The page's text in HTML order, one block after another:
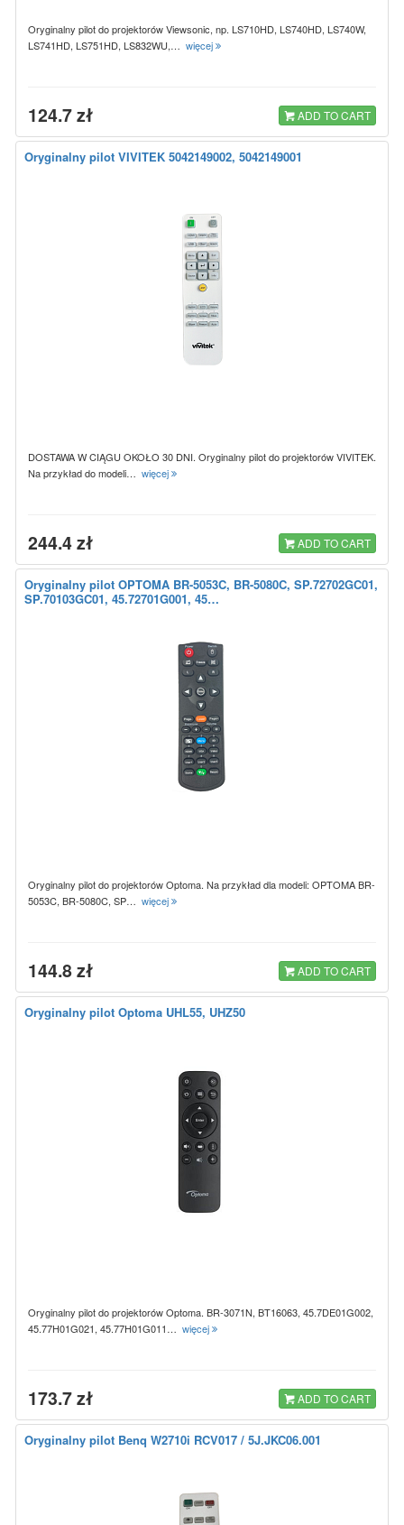
Oryginalny pilot do projektorów Viewsonic, np. LS710HD, LS740HD, LS740W,
LS741HD, LS751HD, LS832WU,… więcej
124.7 zł ADD TO CART
Oryginalny pilot VIVITEK 5042149002, 5042149001
DOSTAWA W CIĄGU OKOŁO 30 DNI. Oryginalny pilot do projektorów VIVITEK.
Na przykład do modeli… więcej
244.4 zł ADD TO CART
Oryginalny pilot OPTOMA BR-5053C, BR-5080C, SP.72702GC01,
SP.70103GC01, 45.72701G001, 45…
Oryginalny pilot do projektorów Optoma. Na przykład dla modeli: OPTOMA BR-
5053C, BR-5080C, SP… więcej
144.8 zł ADD TO CART
Oryginalny pilot Optoma UHL55, UHZ50
Oryginalny pilot do projektorów Optoma. BR-3071N, BT16063, 45.7DE01G002,
45.77H01G021, 45.77H01G011… więcej
173.7 zł ADD TO CART
Oryginalny pilot Benq W2710i RCV017 / 5J.JKC06.001